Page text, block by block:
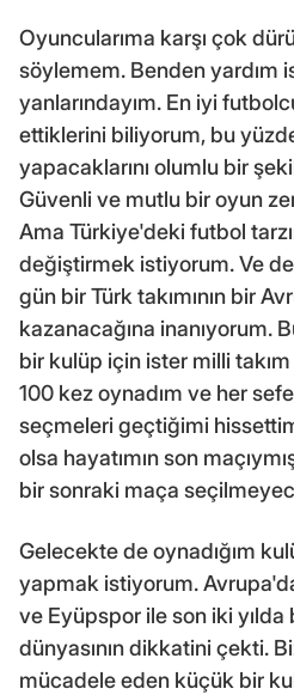
Oyuncularıma karşı çok
söylemem. Benden yardım
yanlarındayım. En iyi
ettiklerini biliyorum, bu
yapacaklarını olumlu bir
Güvenli ve mutlu bir oyun
Ama Türkiye'deki futbol
değiştirmek istiyorum. Ve
gün bir Türk takımının bir
kazanacağına inanıyorum.
bir kulüp için ister milli
100 kez oynadım ve her
seçmeleri geçtiğimi
olsa hayatımın son
bir sonraki maça
Gelecekte de oynadığım
yapmak istiyorum.
ve Eyüpspor ile son iki yılda
dünyasının dikkatini çekti.
mücadele eden küçük bir